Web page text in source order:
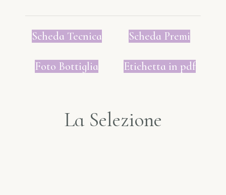
Scheda Tecnica Scheda Premi
Foto Bottiglia Etichetta in pdf
La Selezione